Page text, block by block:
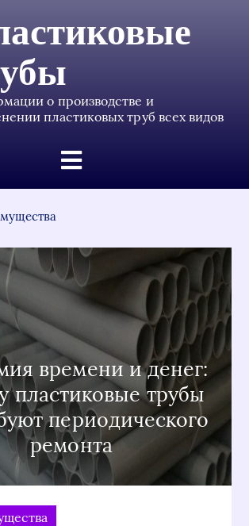
о производстве и
пластиковых труб всех видов
времени и денег:
пластиковые трубы
периодического
ремонта